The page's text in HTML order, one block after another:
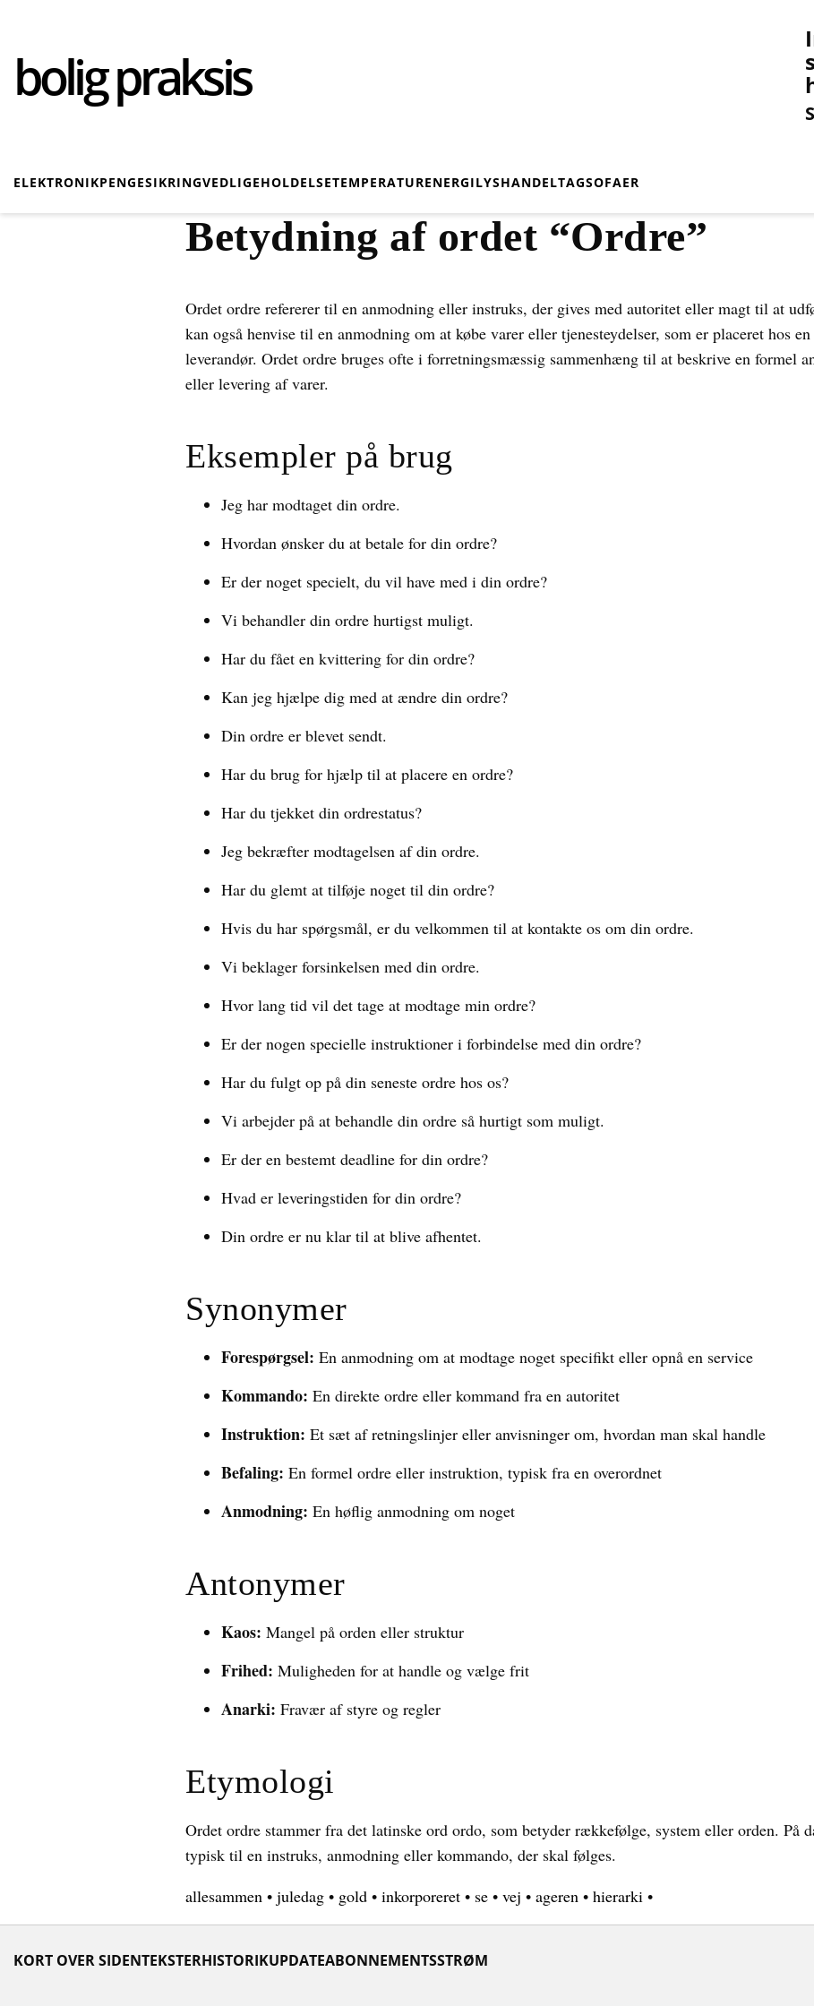
bolig praksis
ELEKTRONIKPENGESIKRINGVEDLIGEHOLDELSETEMPERATURENERGILYSHANDELTAGSOFAER
Betydning af ordet “Ordre”
Ordet ordre refererer til en anmodning eller instruks, der gives med autoritet eller magt til at
kan også henvise til en anmodning om at købe varer eller tjenesteydelser, som er placeret hos
leverandør. Ordet ordre bruges ofte i forretningsmæssig sammenhæng til at beskrive en formel
eller levering af varer.
Eksempler på brug
Jeg har modtaget din ordre.
Hvordan ønsker du at betale for din ordre?
Er der noget specielt, du vil have med i din ordre?
Vi behandler din ordre hurtigst muligt.
Har du fået en kvittering for din ordre?
Kan jeg hjælpe dig med at ændre din ordre?
Din ordre er blevet sendt.
Har du brug for hjælp til at placere en ordre?
Har du tjekket din ordrestatus?
Jeg bekræfter modtagelsen af din ordre.
Har du glemt at tilføje noget til din ordre?
Hvis du har spørgsmål, er du velkommen til at kontakte os om din ordre.
Vi beklager forsinkelsen med din ordre.
Hvor lang tid vil det tage at modtage min ordre?
Er der nogen specielle instruktioner i forbindelse med din ordre?
Har du fulgt op på din seneste ordre hos os?
Vi arbejder på at behandle din ordre så hurtigt som muligt.
Er der en bestemt deadline for din ordre?
Hvad er leveringstiden for din ordre?
Din ordre er nu klar til at blive afhentet.
Synonymer
Forespørgsel: En anmodning om at modtage noget specifikt eller opnå en service
Kommando: En direkte ordre eller kommand fra en autoritet
Instruktion: Et sæt af retningslinjer eller anvisninger om, hvordan man skal handle
Befaling: En formel ordre eller instruktion, typisk fra en overordnet
Anmodning: En høflig anmodning om noget
Antonymer
Kaos: Mangel på orden eller struktur
Frihed: Muligheden for at handle og vælge frit
Anarki: Fravær af styre og regler
Etymologi
Ordet ordre stammer fra det latinske ord ordo, som betyder rækkefølge, system eller orden. På
typisk til en instruks, anmodning eller kommando, der skal følges.
allesammen • juledag • gold • inkorporeret • se • vej • ageren • hierarki •
KORT OVER SIDENTEKSTERHISTORIKUPDATEABONNEMENTSSTRØM